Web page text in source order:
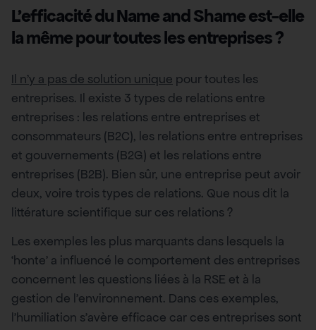
L’efficacité du Name and Shame est-elle
la même pour toutes les entreprises ?
Il n’y a pas de solution unique pour toutes les
entreprises. Il existe 3 types de relations entre
entreprises : les relations entre entreprises et
consommateurs (B2C), les relations entre entreprises
et gouvernements (B2G) et les relations entre
entreprises (B2B). Bien sûr, une entreprise peut avoir
deux, voire trois types de relations. Que nous dit la
littérature scientifique sur ces relations ?
Les exemples les plus marquants dans lesquels la
‘honte’ a influencé le comportement des entreprises
concernent les questions liées à la RSE et à la
gestion de l’environnement. Dans ces exemples,
l’humiliation s’avère efficace car ces entreprises sont